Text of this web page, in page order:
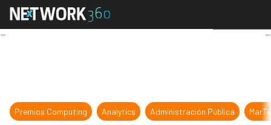
José Pedro Fernandes
Premios Computing Analytics Administración Pública